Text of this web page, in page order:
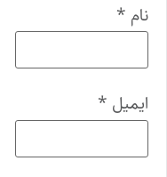
نام *
ایمیل *